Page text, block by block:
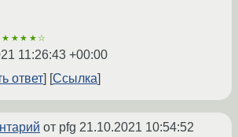
★★★★☆
11:26:43 +00:00
ответ
Ссылка
от pfg 21.10.2021 10:54:52